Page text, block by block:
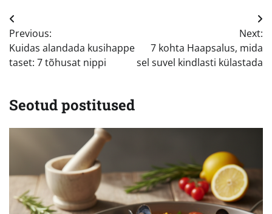
Navigeerimine
Previous:
Kuidas alandada kusihappe
taset: 7 tõhusat nippi
Next:
7 kohta Haapsalus, mida
sel suvel kindlasti külastada
Seotud postitused